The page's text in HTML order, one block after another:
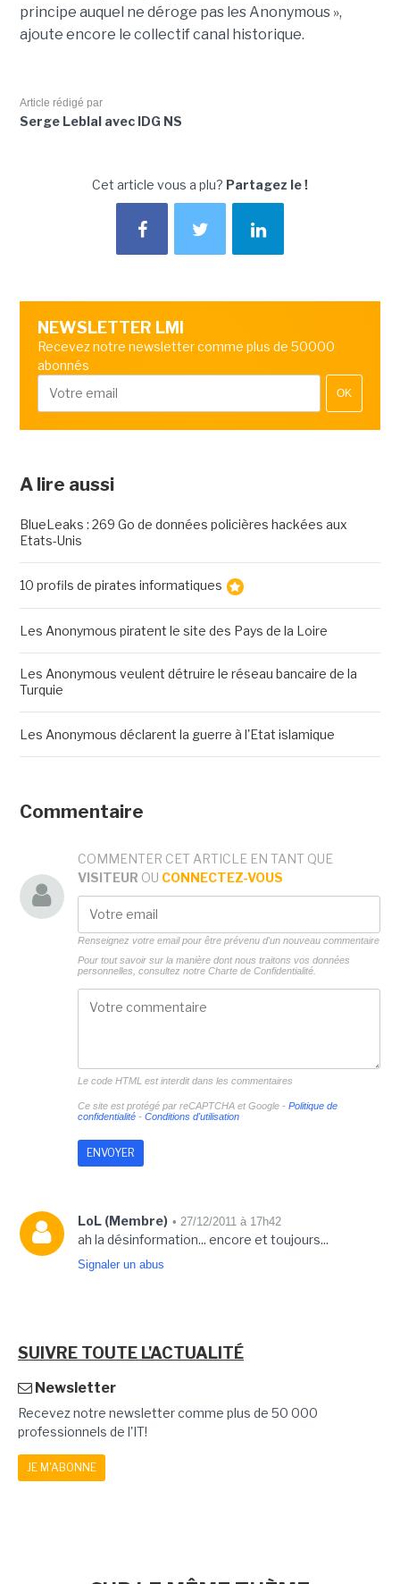
principe auquel ne déroge pas les Anonymous »,
ajoute encore le collectif canal historique.
Article rédigé par
Serge Leblal avec IDG NS
Cet article vous a plu? Partagez le !
NEWSLETTER LMI
Recevez notre newsletter comme plus de 50000
abonnés
OK
A lire aussi
BlueLeaks : 269 Go de données policières hackées aux
Etats-Unis
10 profils de pirates informatiques
Les Anonymous piratent le site des Pays de la Loire
Les Anonymous veulent détruire le réseau bancaire de la
Turquie
Les Anonymous déclarent la guerre à l'Etat islamique
Commentaire
COMMENTER CET ARTICLE EN TANT QUE
VISITEUR OU CONNECTEZ-VOUS
Renseignez votre email pour être prévenu d'un nouveau commentaire
Pour tout savoir sur la manière dont nous traitons vos données
personnelles, consultez notre Charte de Confidentialité.
Le code HTML est interdit dans les commentaires
Ce site est protégé par reCAPTCHA et Google - Politique de
confidentialité- Conditions d'utilisation
LoL (Membre) • 27/12/2011 à 17h42
ah la désinformation... encore et toujours...
Signaler un abus
SUIVRE TOUTE L'ACTUALITÉ
Newsletter
Recevez notre newsletter comme plus de 50 000
professionnels de l'IT!
JE M'ABONNE